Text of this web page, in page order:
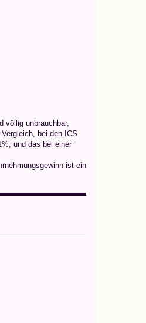
völlig unbrauchbar,
bei den ICS
und das bei einer
ist ein